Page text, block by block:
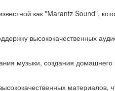
как "Marantz Sound",
высококачественных
музыки, создания домашнего
материалов,